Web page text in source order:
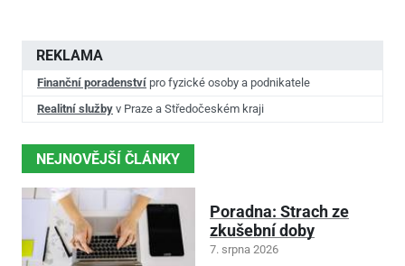
REKLAMA
Finanční poradenství pro fyzické osoby a podnikatele
Realitní služby v Praze a Středočeském kraji
NEJNOVĚJŠÍ ČLÁNKY
Poradna: Strach ze
zkušební doby
7. srpna 2026